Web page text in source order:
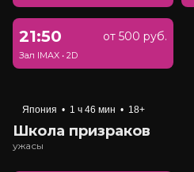
21:50 от 500 руб.
Зал IMAX • 2D
Япония • 1 ч 46 мин • 18+
Школа призраков
ужасы